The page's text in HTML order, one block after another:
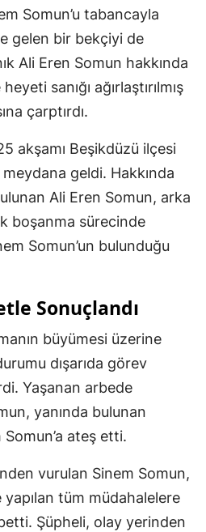
Somun’u tabancayla
gelen bir bekçiyi de
Ali Eren Somun hakkında
sanığı ağırlaştırılmış
çarptırdı.
akşamı Beşikdüzü ilçesi
meydana geldi. Hakkında
Ali Eren Somun, arka
boşanma sürecinde
Somun’un bulunduğu
Sonuçlandı
büyümesi üzerine
dışarıda görev
Yaşanan arbede
yanında bulunan
ateş etti.
vurulan Sinem Somun,
yapılan tüm müdahalelere
Şüpheli, olay yerinden